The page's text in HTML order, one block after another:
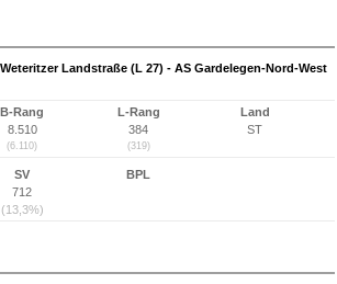
Landstraße (L 27) - AS Gardelegen-Nord-West
B-Rang
8.510
(6.110)
L-Rang
384
(319)
Land
ST
SV
712
(13,3%)
BPL